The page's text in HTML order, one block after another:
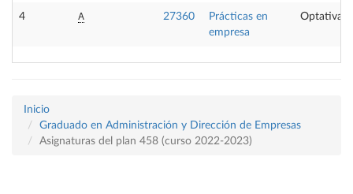
4 A 27360
Prácticas en
empresa
Optativa
Inicio
Graduado en Administración y Dirección de Empresas
Asignaturas del plan 458 (curso 2022-2023)